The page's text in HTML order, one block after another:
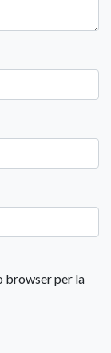
browser per la